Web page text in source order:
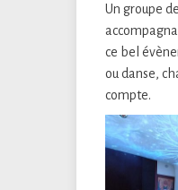
Un groupe
ce bel
ou danse,
compte.